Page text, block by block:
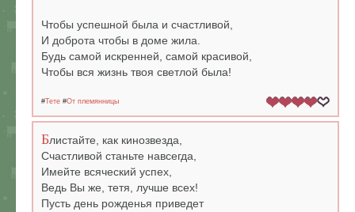
Чтобы успешной была и счастливой,
И доброта чтобы в доме жила.
Будь самой искренней, самой красивой,
Чтобы вся жизнь твоя светлой была!
#Тете #От племянницы
Блистайте, как кинозвезда,
Счастливой станьте навсегда,
Имейте всяческий успех,
Ведь Вы же, тетя, лучше всех!
Пусть день рожденья приведет